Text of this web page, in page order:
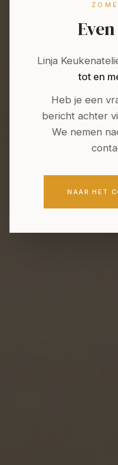
Even
Linja
tot en
Heb je een
bericht achter
We nemen
NAAR HET